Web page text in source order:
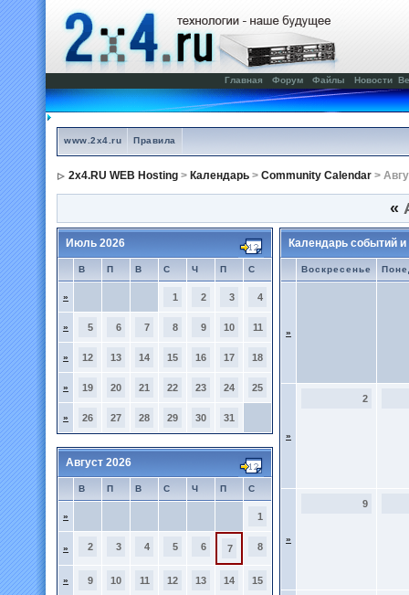
Главная Форум Файлы Новости
www.2x4.ru Правила
2x4.RU WEB Hosting > Календарь > Community Calendar >
«
Июль 2026
В П В С Ч П С
» 1 2 3 4
» 5 6 7 8 9 10 11
» 12 13 14 15 16 17 18
» 19 20 21 22 23 24 25
» 26 27 28 29 30 31
Август 2026
В П В С Ч П С
» 1
» 2 3 4 5 6 7 8
» 9 10 11 12 13 14 15
Календарь событий
Воскресенье
»
»
2
»
9